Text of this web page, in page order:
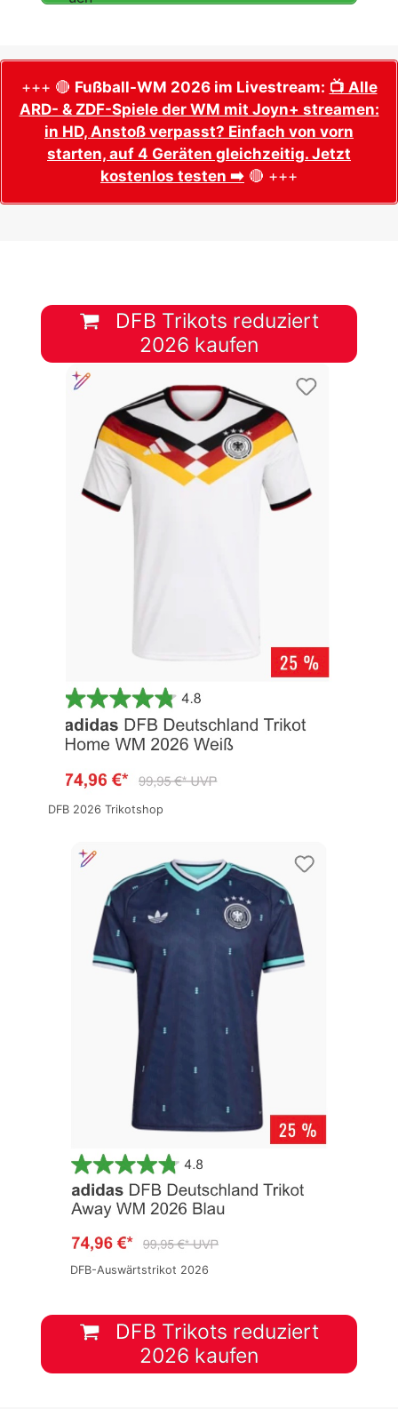
+++ 🔴 Fußball-WM 2026 im Livestream: 📺 Alle
ARD- & ZDF-Spiele der WM mit Joyn+ streamen:
in HD, Anstoß verpasst? Einfach von vorn
starten, auf 4 Geräten gleichzeitig. Jetzt
kostenlos testen ➡️ 🔴 +++
DFB Trikots reduziert
2026 kaufen
DFB 2026 Trikotshop
DFB-Auswärtstrikot 2026
DFB Trikots reduziert
2026 kaufen